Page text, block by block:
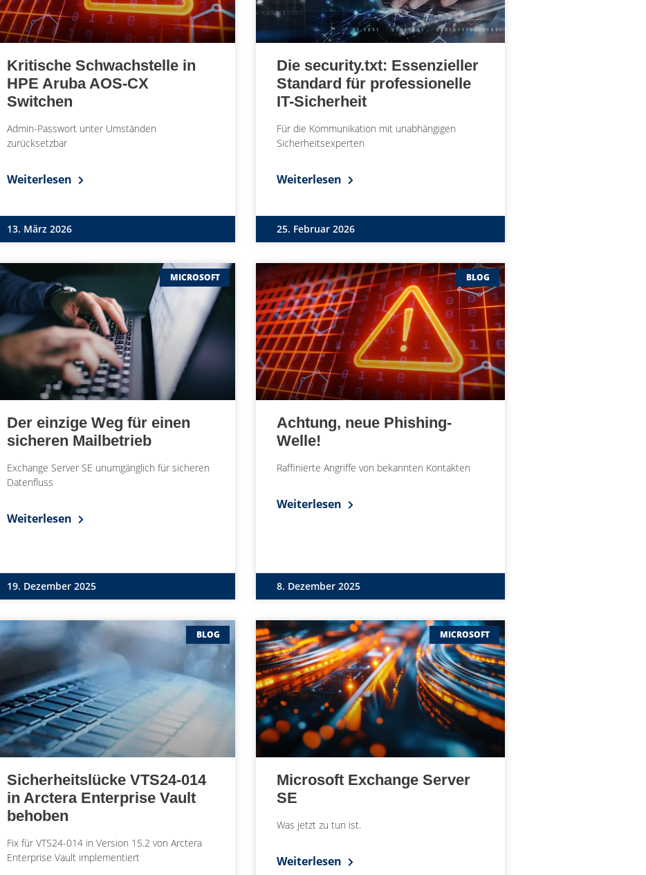
Kritische Schwachstelle in
HPE Aruba AOS-CX
Switchen
Admin-Passwort unter Umständen
zurücksetzbar
Weiterlesen
13. März 2026
Die security.txt: Essenzieller
Standard für professionelle
IT-Sicherheit
Für die Kommunikation mit unabhängigen
Sicherheitsexperten
Weiterlesen
25. Februar 2026
MICROSOFT
Der einzige Weg für einen
sicheren Mailbetrieb
Exchange Server SE unumgänglich für sicheren
Datenfluss
Weiterlesen
19. Dezember 2025
BLOG
Achtung, neue Phishing-
Welle!
Raffinierte Angriffe von bekannten Kontakten
Weiterlesen
8. Dezember 2025
BLOG
Sicherheitslücke VTS24-014
in Arctera Enterprise Vault
behoben
Fix für VTS24-014 in Version 15.2 von Arctera
Enterprise Vault implementiert
MICROSOFT
Microsoft Exchange Server
SE
Was jetzt zu tun ist.
Weiterlesen